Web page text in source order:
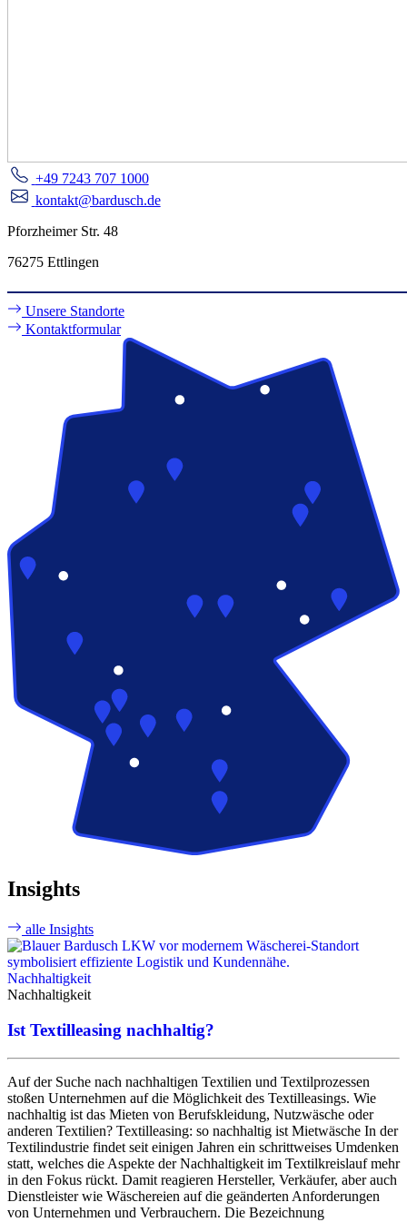
+49 7243 707 1000
kontakt@bardusch.de
Pforzheimer Str. 48
76275 Ettlingen
Unsere Standorte
Kontaktformular
Insights
alle Insights
Nachhaltigkeit
Nachhaltigkeit
Ist Textilleasing nachhaltig?
Auf der Suche nach nachhaltigen Textilien und Textilprozessen
stoßen Unternehmen auf die Möglichkeit des Textilleasings. Wie
nachhaltig ist das Mieten von Berufskleidung, Nutzwäsche oder
anderen Textilien? Textilleasing: so nachhaltig ist Mietwäsche​​​​​​ In der
Textilindustrie findet seit einigen Jahren ein schrittweises Umdenken
statt, welches die Aspekte der Nachhaltigkeit im Textilkreislauf mehr
in den Fokus rückt. Damit reagieren Hersteller, Verkäufer, aber auch
Dienstleister wie Wäschereien auf die geänderten Anforderungen
von Unternehmen und Verbrauchern. Die Bezeichnung